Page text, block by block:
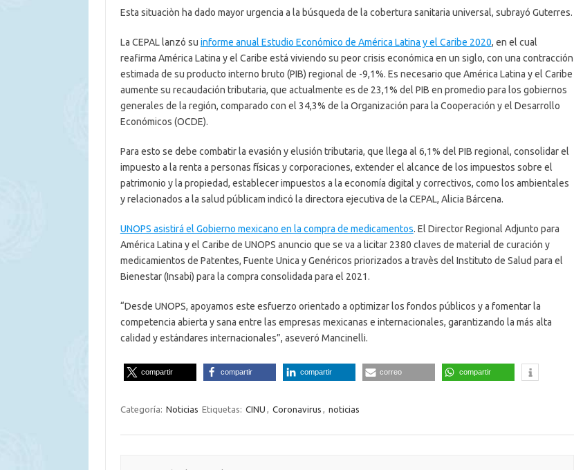
Esta situaciòn ha dado mayor urgencia a la búsqueda de la cobertura sanitaria universal, subrayó Guterres.
La CEPAL lanzó su informe anual Estudio Económico de América Latina y el Caribe 2020, en el cual
reafirma América Latina y el Caribe está viviendo su peor crisis económica en un siglo, con una contracción
estimada de su producto interno bruto (PIB) regional de -9,1%. Es necesario que América Latina y el Caribe
aumente su recaudación tributaria, que actualmente es de 23,1% del PIB en promedio para los gobiernos
generales de la región, comparado con el 34,3% de la Organización para la Cooperación y el Desarrollo
Económicos (OCDE).
Para esto se debe combatir la evasión y elusión tributaria, que llega al 6,1% del PIB regional, consolidar el
impuesto a la renta a personas físicas y corporaciones, extender el alcance de los impuestos sobre el
patrimonio y la propiedad, establecer impuestos a la economía digital y correctivos, como los ambientales
y relacionados a la salud públicam indicó la directora ejecutiva de la CEPAL, Alicia Bárcena.
UNOPS asistirá el Gobierno mexicano en la compra de medicamentos. El Director Regional Adjunto para
América Latina y el Caribe de UNOPS anuncio que se va a licitar 2380 claves de material de curación y
medicamientos de Patentes, Fuente Unica y Genéricos priorizados a travès del Instituto de Salud para el
Bienestar (Insabi) para la compra consolidada para el 2021.
“Desde UNOPS, apoyamos este esfuerzo orientado a optimizar los fondos públicos y a fomentar la
competencia abierta y sana entre las empresas mexicanas e internacionales, garantizando la más alta
calidad y estándares internacionales​”, aseveró Mancinelli.
compartir compartir compartir correo compartir
Categoría: Noticias Etiquetas: CINU , Coronavirus , noticias